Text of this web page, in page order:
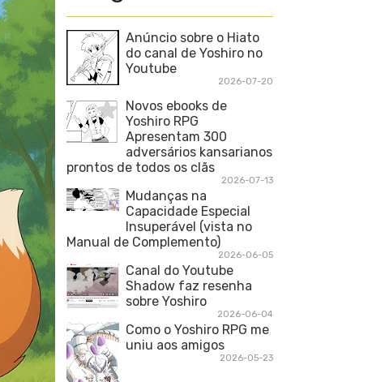
Anúncio sobre o Hiato
do canal de Yoshiro no
Youtube
2026-07-20
Novos ebooks de
Yoshiro RPG
Apresentam 300
adversários kansarianos
prontos de todos os clãs
2026-07-13
Mudanças na
Capacidade Especial
Insuperável (vista no
Manual de Complemento)
2026-06-05
Canal do Youtube
Shadow faz resenha
sobre Yoshiro
2026-06-04
Como o Yoshiro RPG me
uniu aos amigos
2026-05-23